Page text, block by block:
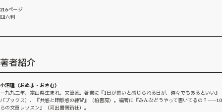
216ページ
四六判
著者紹介
小沼理〈おぬま・おさむ〉
一九九二年、富山県生まれ。文筆家。著書に『1日が長いと感じられる日が、時々でもあるといい』
バブックス）、『共感と距離感の練習』（柏書房）。編著に『みんなどうやって書いてるの？
らの文章レッスン』（河出書房新社）。